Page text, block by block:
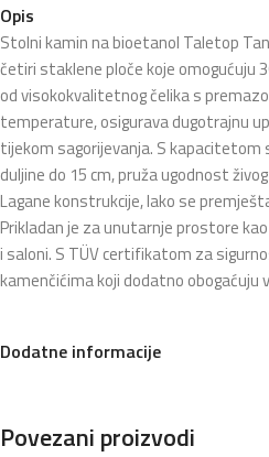
Opis
Stolni kamin na bioetanol Taletop
četiri staklene ploče koje omogućuju
od visokokvalitetnog čelika s
temperature, osigurava dugotrajnu
tijekom sagorijevanja. S kapacitetom
duljine do 15 cm, pruža ugodnost
Lagane konstrukcije, lako se
Prikladan je za unutarnje prostore
i saloni. S TÜV certifikatom za
kamenčićima koji dodatno obogaćuju
Dodatne informacije
Povezani proizvodi